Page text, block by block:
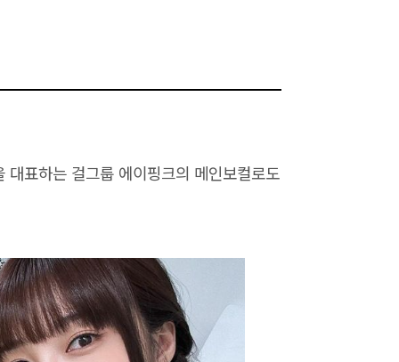
표하는 걸그룹 에이핑크의 메인보컬로도